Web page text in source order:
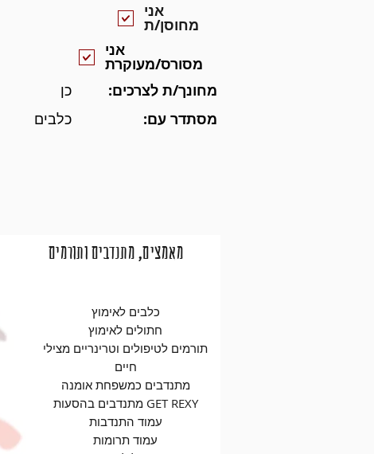
אני
מחוסן/ת
אני
מסורס/מעוקרת
מחונך/ת לצרכים:
כן
כלבים
מסתדר עם:
מאמצים, מתנדבים ותורמים
כלבים לאימוץ
חתולים לאימוץ
תורמים לטיפולים וטרינריים מצילי
חיים
מתנדבים כמשפחת אומנה
מתנדבים בהסעות GET REXY
עמוד התנדבות
עמוד תרומות